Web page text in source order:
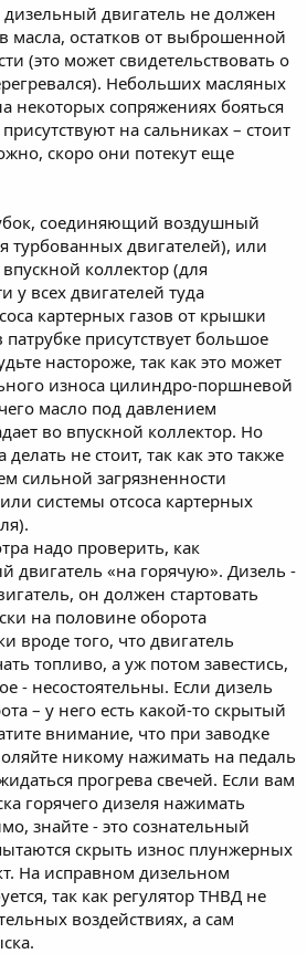
дизельный двигатель не должен
масла, остатков от выброшенной
(это может свидетельствовать о
Небольших масляных
некоторых сопряжениях бояться
на сальниках – стоит
скоро они потекут еще
соединяющий воздушный
турбованных двигателей), или
коллектор (для
у всех двигателей туда
картерных газов от крышки
присутствует большое
настороже, так как это может
износа цилиндро-поршневой
масло под давлением
во впускной коллектор. Но
не стоит, так как это также
сильной загрязненности
системы отсоса картерных
надо проверить, как
двигатель «на горячую». Дизель -
он должен стартовать
на половине оборота
вроде того, что двигатель
топливо, а уж потом завестись,
- несостоятельны. Если дизель
– у него есть какой-то скрытый
внимание, что при заводке
никому нажимать на педаль
прогрева свечей. Если вам
горячего дизеля нажимать
знайте - это сознательный
скрыть износ плунжерных
На исправном дизельном
так как регулятор ТНВД не
воздействиях, а сам